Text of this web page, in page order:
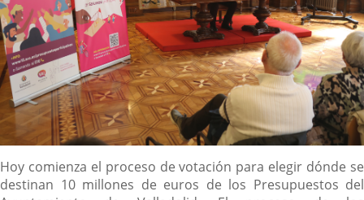
Descripción
Hoy comienza el proceso de votación para elegir dónde se
destinan 10 millones de euros de los Presupuestos del